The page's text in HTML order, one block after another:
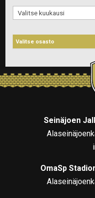
Arkistot
Seinäjoen
OmaSp